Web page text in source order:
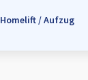
Homelift / Aufzug